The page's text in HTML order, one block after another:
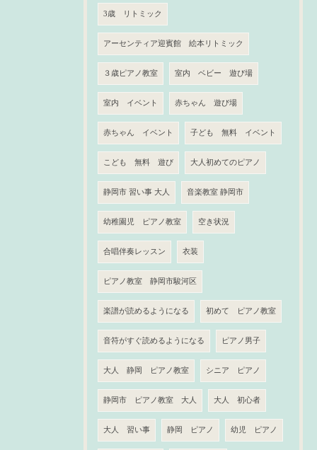
3歳 リトミック
アーセンティア迎賓館 絵本リトミック
３歳ピアノ教室 室内 ベビー 遊び場
室内 イベント 赤ちゃん 遊び場
赤ちゃん イベント 子ども 無料 イベント
こども 無料 遊び 大人初めてのピアノ
静岡市 習い事 大人 音楽教室 静岡市
幼稚園児 ピアノ教室 空き状況
合唱伴奏レッスン 衣装
ピアノ教室 静岡市駿河区
楽譜が読めるようになる 初めて ピアノ教室
音符がすぐ読めるようになる ピアノ男子
大人 静岡 ピアノ教室 シニア ピアノ
静岡市 ピアノ教室 大人 大人 初心者
大人 習い事 静岡 ピアノ 幼児 ピアノ